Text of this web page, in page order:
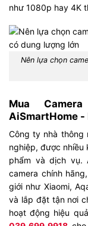
như 1080p hay 4K
Nên lựa chọn
Mua
AiSmartHome -
Công ty nhà thông
nghiệp, được nhiều
phẩm và dịch vụ.
camera chính
giới như Xiaomi,
và lắp đặt tận nơi
hoạt động hiệu